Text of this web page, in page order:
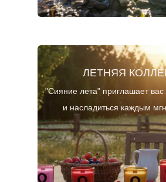
ЛЕТНЯЯ
"Сияние лета" приглашает вас
и насладиться каждым